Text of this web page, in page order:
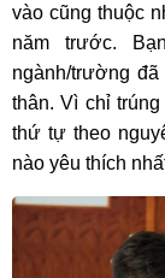
vào cũng thuộc
năm trước.
ngành/trường
thân. Vì chỉ
thứ tự theo
nào yêu thích